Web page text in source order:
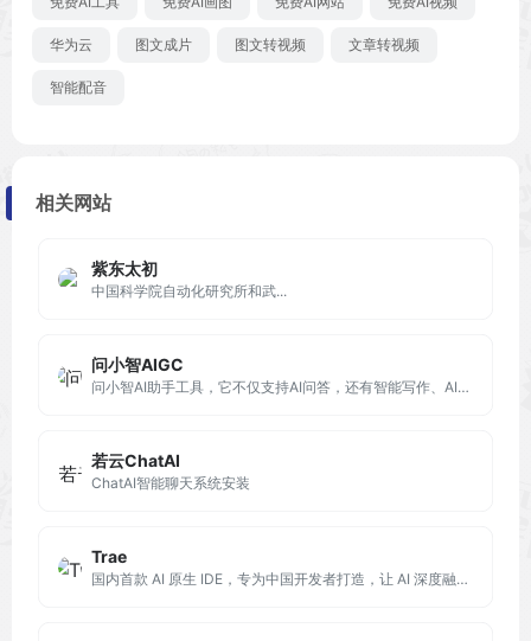
华为云 图文成片 图文转视频 文章转视频
智能配音
相关网站
紫东太初
中国科学院自动化研究所和武...
问小智AIGC
问小智AI助手工具，它不仅支持AI问答，还有智能写作、AI专业训练、代码助手、AI娱乐、AI绘画和AI语音的功能，每个分类下都有不同的小功能可以使用，非常全面。
若云ChatAI
ChatAI智能聊天系统安装
Trae
国内首款 AI 原生 IDE，专为中国开发者打造，让 AI 深度融入编程，带来比插件更流畅、精准的开发体验。